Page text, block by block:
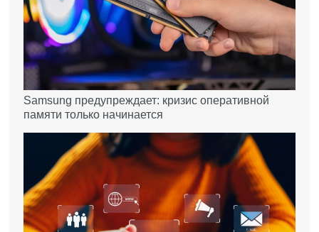
Samsung предупреждает: кризис оперативной
памяти только начинается